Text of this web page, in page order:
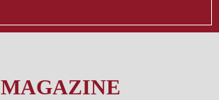
MAGAZINE